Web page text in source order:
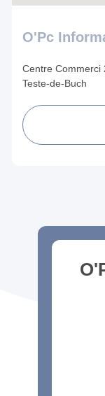
O'Pc
Centre Commerci
Teste-de-Buch